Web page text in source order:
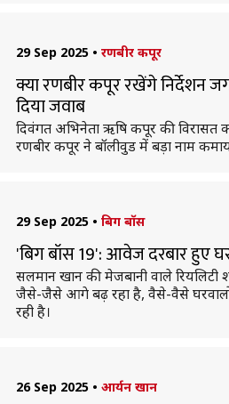
29 Sep 2025 • रणबीर कपूर
क्या रणबीर कपूर रखेंगे निर्देशन
दिया जवाब
दिवंगत अभिनेता ऋषि कपूर की
रणबीर कपूर ने बॉलीवुड में बड़ा नाम
29 Sep 2025 • बिग बॉस
'बिग बॉस 19': आवेज दरबार हुए
सलमान खान की मेजबानी वाले रियलिटी
जैसे-जैसे आगे बढ़ रहा है, वैसे-वैसे घरवालों
रही है।
26 Sep 2025 • आर्यन खान